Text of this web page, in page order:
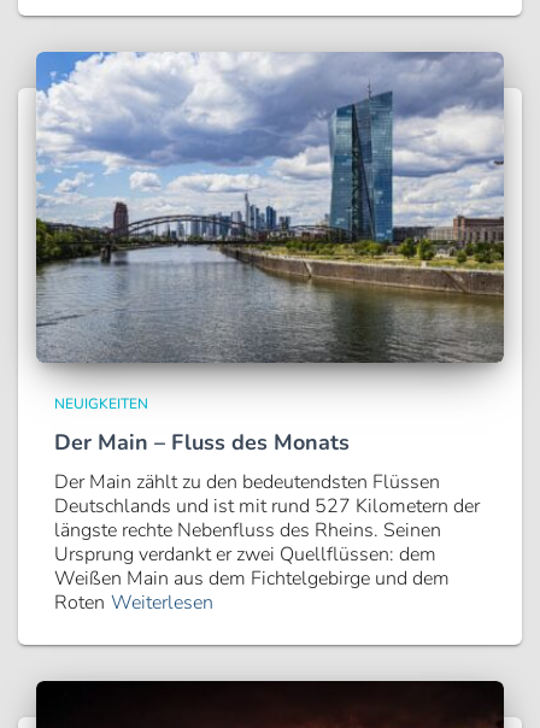
NEUIGKEITEN
Der Main – Fluss des Monats
Der Main zählt zu den bedeutendsten Flüssen
Deutschlands und ist mit rund 527 Kilometern der
längste rechte Nebenfluss des Rheins. Seinen
Ursprung verdankt er zwei Quellflüssen: dem
Weißen Main aus dem Fichtelgebirge und dem
Roten Weiterlesen